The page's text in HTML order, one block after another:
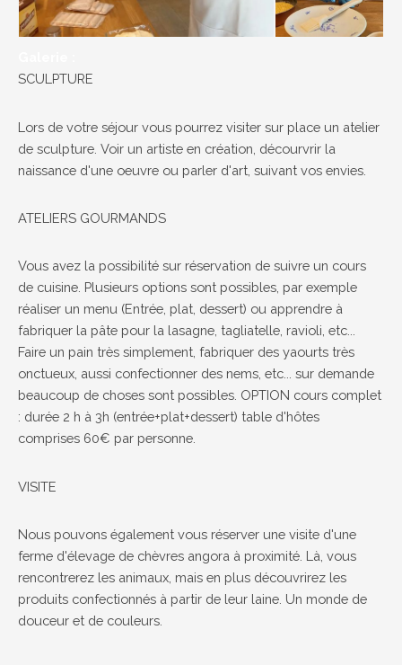
SCULPTURE
Lors de votre séjour vous pourrez visiter sur place un atelier
de sculpture. Voir un artiste en création, décourvrir la
naissance d'une oeuvre ou parler d'art, suivant vos envies.
ATELIERS GOURMANDS
Vous avez la possibilité sur réservation de suivre un cours
de cuisine. Plusieurs options sont possibles, par exemple
réaliser un menu (Entrée, plat, dessert) ou apprendre à
fabriquer la pâte pour la lasagne, tagliatelle, ravioli, etc...
Faire un pain très simplement, fabriquer des yaourts très
onctueux, aussi confectionner des nems, etc... sur demande
beaucoup de choses sont possibles. OPTION cours complet
: durée 2 h à 3h (entrée+plat+dessert) table d'hôtes
comprises 60€ par personne.
VISITE
Nous pouvons également vous réserver une visite d'une
ferme d'élevage de chèvres angora à proximité. Là, vous
rencontrerez les animaux, mais en plus découvrirez les
produits confectionnés à partir de leur laine. Un monde de
douceur et de couleurs.